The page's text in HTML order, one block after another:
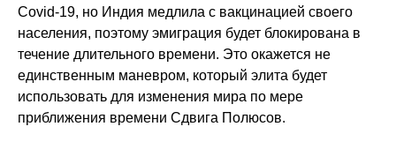
Covid-19, но Индия медлила с вакцинацией своего
населения, поэтому эмиграция будет блокирована в
течение длительного времени. Это окажется не
единственным маневром, который элита будет
использовать для изменения мира по мере
приближения времени Сдвига Полюсов.